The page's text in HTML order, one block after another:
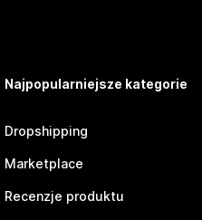
Najpopularniejsze kategorie
Dropshipping
Marketplace
Recenzje produktu